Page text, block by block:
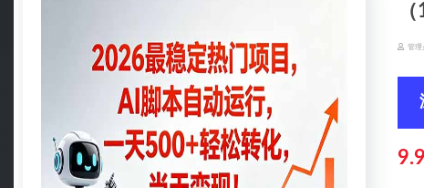
管理
9.9